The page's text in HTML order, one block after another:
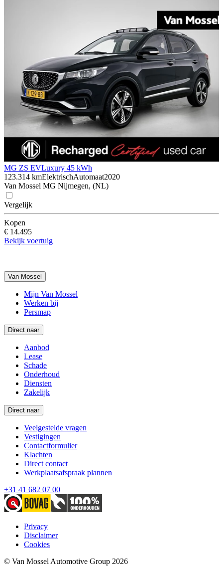
MG ZS EVLuxury 45 kWh
123.314 kmElektrischAutomaat2020
Van Mossel MG Nijmegen, (NL)
Vergelijk
Kopen
€ 14.495
Bekijk voertuig
Van Mossel
Mijn Van Mossel
Werken bij
Persmap
Direct naar
Aanbod
Lease
Schade
Onderhoud
Diensten
Zakelijk
Direct naar
Veelgestelde vragen
Vestigingen
Contactformulier
Klachten
Direct contact
Werkplaatsafspraak plannen
+31 41 682 07 00
Privacy
Disclaimer
Cookies
© Van Mossel Automotive Group 2026